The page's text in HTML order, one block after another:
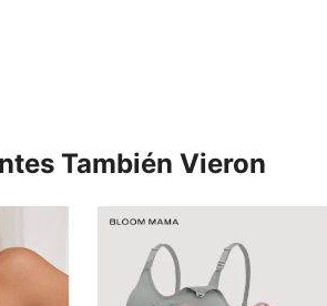
También Vieron